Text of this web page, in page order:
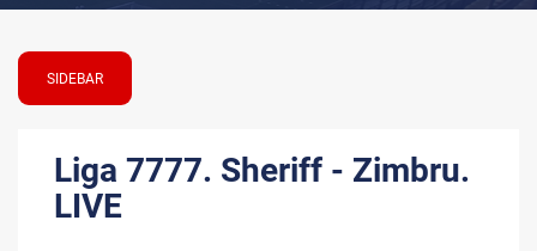
SIDEBAR
Liga 7777. Sheriff - Zimbru.
LIVE